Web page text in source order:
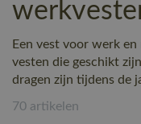
(Borduren)
Een vest voor werk
vesten die geschikt
dragen zijn tijdens de
70 artikelen